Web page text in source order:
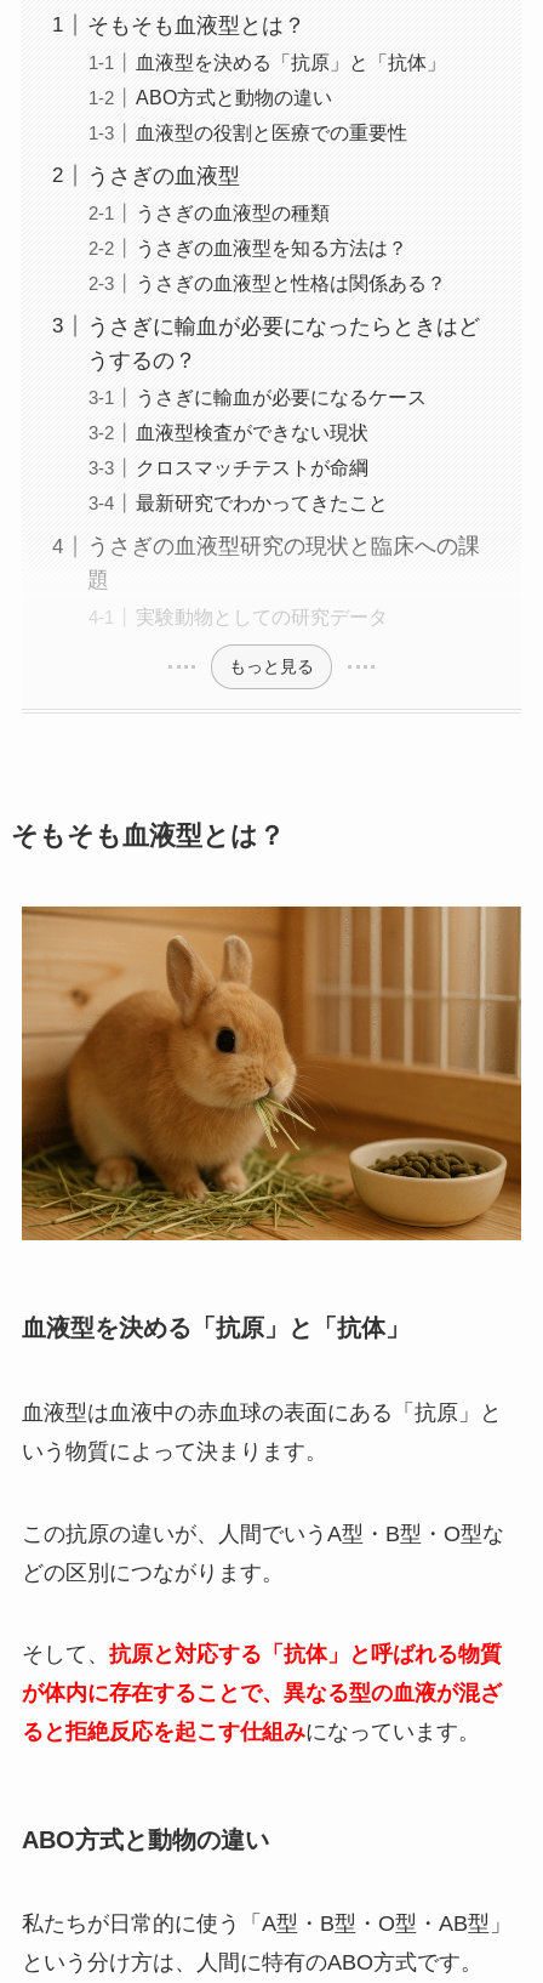
そもそも血液型とは？
血液型を決める「抗原」と「抗体」
ABO方式と動物の違い
血液型の役割と医療での重要性
うさぎの血液型
うさぎの血液型の種類
うさぎの血液型を知る方法は？
うさぎの血液型と性格は関係ある？
うさぎに輸血が必要になったらときはど
うするの？
うさぎに輸血が必要になるケース
血液型検査ができない現状
クロスマッチテストが命綱
最新研究でわかってきたこと
うさぎの血液型研究の現状と臨床への課
題
実験動物としての研究データ
もっと見る
そもそも血液型とは？
血液型を決める「抗原」と「抗体」
血液型は血液中の赤血球の表面にある「抗原」と
いう物質によって決まります。
この抗原の違いが、人間でいうA型・B型・O型な
どの区別につながります。
そして、 抗原と対応する「抗体」と呼ばれる物質
が体内に存在することで、異なる型の血液が混ざ
ると拒絶反応を起こす仕組みになっています。
ABO方式と動物の違い
私たちが日常的に使う「A型・B型・O型・AB型」
という分け方は、人間に特有のABO方式です。